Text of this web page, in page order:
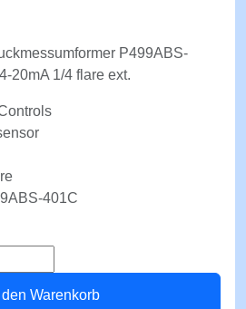
P499ABS-
20mA 1/4 flare ext.
401C
den Warenkorb